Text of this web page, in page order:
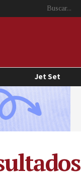
Jet Set